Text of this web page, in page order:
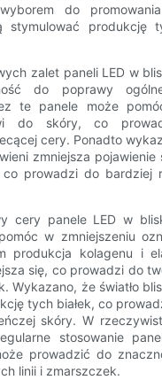
do
stymulować produkcję
zalet paneli LED w
do poprawy
te panele może
do skóry, co
cery. Ponadto
zmniejsza pojawienie
prowadzi do bardziej
cery panele LED w
w zmniejszeniu
produkcja kolagenu i
się, co prowadzi do
Wykazano, że światło
tych białek, co
skóry. W
stosowanie
prowadzić do
linii i zmarszczek.